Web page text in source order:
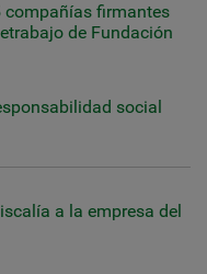
compañías firmantes
de Fundación
social
a la empresa del